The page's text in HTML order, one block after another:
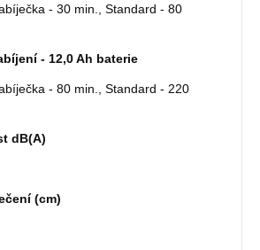
- 30 min., Standard - 80
- 12,0 Ah baterie
- 80 min., Standard - 220
dB(A)
(cm)